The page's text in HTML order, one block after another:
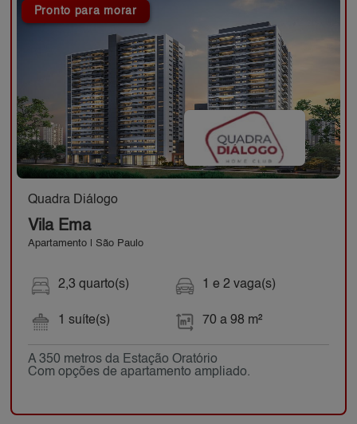
Pronto para morar
Quadra Diálogo
Vila Ema
Apartamento | São Paulo
2,3 quarto(s)
1 suíte(s)
1 e 2 vaga(s)
70 a 98 m²
A 350 metros da Estação Oratório
Com opções de apartamento ampliado.